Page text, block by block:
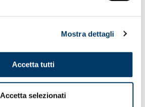
Mostra dettagli
Accetta tutti
Accetta selezionati